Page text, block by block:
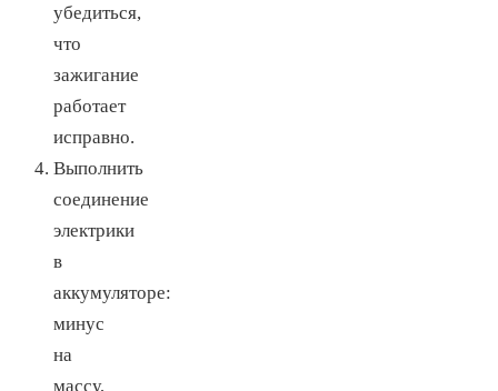
убедиться,
что
зажигание
работает
исправно.
Выполнить
соединение
электрики
в
аккумуляторе:
минус
на
массу,